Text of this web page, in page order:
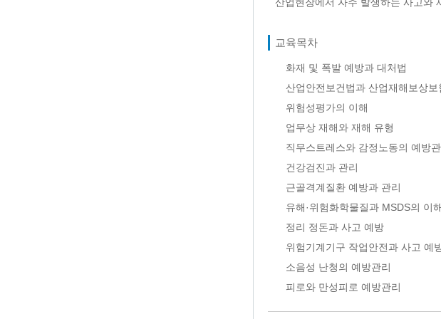
교육목차
화재 및 폭발 예방과 대처법
산업안전보건법과 산업재해보상보
위험성평가의 이해
업무상 재해와 재해 유형
직무스트레스와 감정노동의 예방
건강검진과 관리
근골격계질환 예방과 관리
유해·위험화학물질과 MSDS의 이해
정리 정돈과 사고 예방
위험기계기구 작업안전과 사고 예
소음성 난청의 예방관리
피로와 만성피로 예방관리